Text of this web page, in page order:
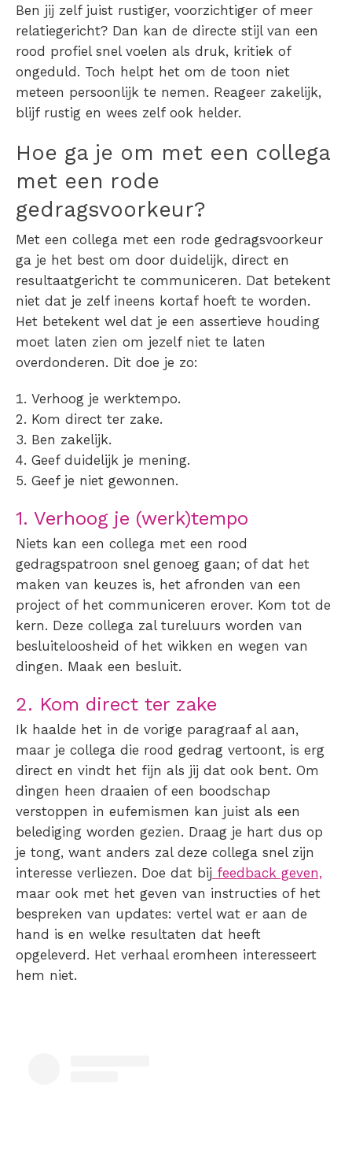
Ben jij zelf juist rustiger, voorzichtiger of meer
relatiegericht? Dan kan de directe stijl van een
rood profiel snel voelen als druk, kritiek of
ongeduld. Toch helpt het om de toon niet
meteen persoonlijk te nemen. Reageer zakelijk,
blijf rustig en wees zelf ook helder.
Hoe ga je om met een collega
met een rode
gedragsvoorkeur?
Met een collega met een rode gedragsvoorkeur
ga je het best om door duidelijk, direct en
resultaatgericht te communiceren. Dat betekent
niet dat je zelf ineens kortaf hoeft te worden.
Het betekent wel dat je een assertieve houding
moet laten zien om jezelf niet te laten
overdonderen. Dit doe je zo:
Verhoog je werktempo.
Kom direct ter zake.
Ben zakelijk.
Geef duidelijk je mening.
Geef je niet gewonnen.
1. Verhoog je (werk)tempo
Niets kan een collega met een rood
gedragspatroon snel genoeg gaan; of dat het
maken van keuzes is, het afronden van een
project of het communiceren erover. Kom tot de
kern. Deze collega zal tureluurs worden van
besluiteloosheid of het wikken en wegen van
dingen. Maak een besluit.
2. Kom direct ter zake
Ik haalde het in de vorige paragraaf al aan,
maar je collega die rood gedrag vertoont, is erg
direct en vindt het fijn als jij dat ook bent. Om
dingen heen draaien of een boodschap
verstoppen in eufemismen kan juist als een
belediging worden gezien. Draag je hart dus op
je tong, want anders zal deze collega snel zijn
interesse verliezen. Doe dat bij feedback geven,
maar ook met het geven van instructies of het
bespreken van updates: vertel wat er aan de
hand is en welke resultaten dat heeft
opgeleverd. Het verhaal eromheen interesseert
hem niet.